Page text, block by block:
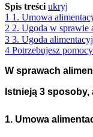
Spis treści ukryj
1 1. Umowa
2 2. Ugoda w sprawie
3 3. Ugoda
4 Potrzebujesz
W sprawach
Istnieją 3
1. Umowa